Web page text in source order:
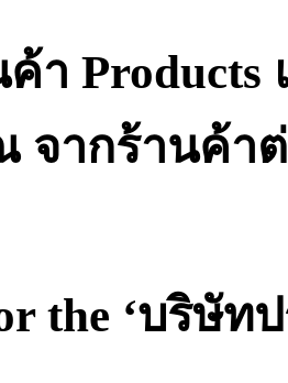
า Products
จากร้านค้าต่
the ‘บริษัท